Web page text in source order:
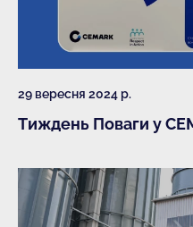
29 вересня 2024 р.
Тиждень Поваги у